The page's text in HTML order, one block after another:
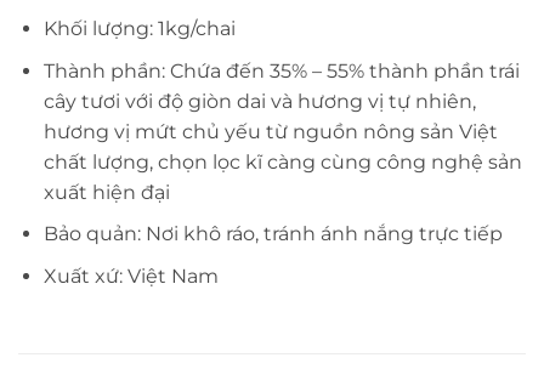
Khối lượng: 1kg/chai
Thành phần: Chứa đến 35% – 55% thành phần trái
cây tươi với độ giòn dai và hương vị tự nhiên,
hương vị mứt chủ yếu từ nguồn nông sản Việt
chất lượng, chọn lọc kĩ càng cùng công nghệ sản
xuất hiện đại
Bảo quản: Nơi khô ráo, tránh ánh nắng trực tiếp
Xuất xứ: Việt Nam